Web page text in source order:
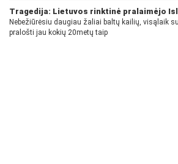
Nebežiūrėsiu daugiau žaliai baltų kailių, visąlaik
pralošti jau kokių 20metų taip